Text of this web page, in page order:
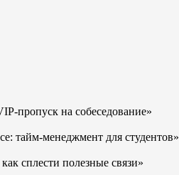
пропуск на собеседование»
тайм-менеджмент для студентов»
сплести полезные связи»